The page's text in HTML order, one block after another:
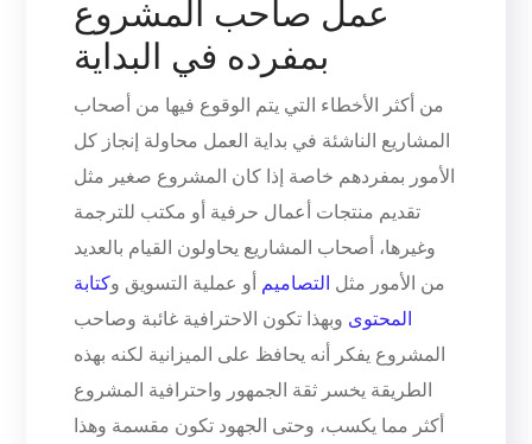
عمل صاحب المشروع
بمفرده في البداية
من أكثر الأخطاء التي يتم الوقوع فيها من أصحاب
المشاريع الناشئة في بداية العمل محاولة إنجاز كل
الأمور بمفردهم خاصة إذا كان المشروع صغير مثل
تقديم منتجات أعمال حرفية أو مكتب للترجمة
وغيرها، أصحاب المشاريع يحاولون القيام بالعديد
من الأمور مثل التصاميم أو عملية التسويق وكتابة
المحتوى وبهذا تكون الاحترافية غائبة وصاحب
المشروع يفكر أنه يحافظ على الميزانية لكنه بهذه
الطريقة يخسر ثقة الجمهور واحترافية المشروع
أكثر مما يكسب، وحتى الجهود تكون مقسمة وهذا